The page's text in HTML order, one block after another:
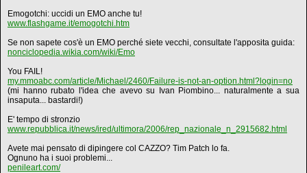
Emogotchi: uccidi un EMO anche tu!
www.flashgame.it/emogotchi.htm
Se non sapete cos'è un EMO perché siete vecchi, consultate l'apposita guida:
nonciclopedia.wikia.com/wiki/Emo
You FAIL!
my.mmoabc.com/article/Michael/2460/Failure-is-not-an-option.html?login=no
(mi hanno rubato l'idea che avevo su Ivan Piombino... naturalmente a sua
insaputa... bastardi!)
E' tempo di stronzio
www.repubblica.it/news/ired/ultimora/2006/rep_nazionale_n_2915682.html
Avete mai pensato di dipingere col CAZZO? Tim Patch lo fa.
Ognuno ha i suoi problemi...
penileart.com/